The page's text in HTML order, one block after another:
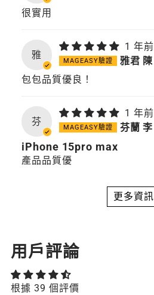
很實用
雅
1 年前
雅君 陳
包包品質優良！
芬
1 年前
芬蘭 李
iPhone 15pro max
產品品質優
更多資訊
用戶評論
根據 39 個評價